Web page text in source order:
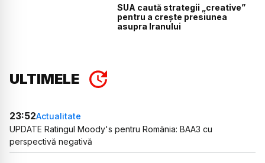
SUA caută strategii „creative”
pentru a crește presiunea
asupra Iranului
ULTIMELE
23:52Actualitate
UPDATE Ratingul Moody's pentru România: BAA3 cu
perspectivă negativă